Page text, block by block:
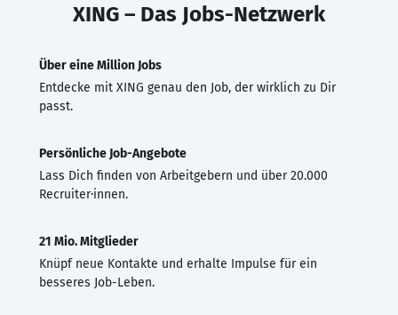
XING – Das Jobs-Netzwerk
Über eine Million Jobs
Entdecke mit XING genau den Job, der wirklich zu Dir
passt.
Persönliche Job-Angebote
Lass Dich finden von Arbeitgebern und über 20.000
Recruiter·innen.
21 Mio. Mitglieder
Knüpf neue Kontakte und erhalte Impulse für ein
besseres Job-Leben.